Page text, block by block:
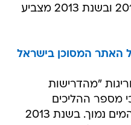
במחצית השנייה של שנת 2012 ובשנת 2013 מצביע
האתר המסוכן בישראל
"מהדרישות
מספר ההליכים
הפליליים הננקטים נגד המזהמים נמוך. בשנת 2013